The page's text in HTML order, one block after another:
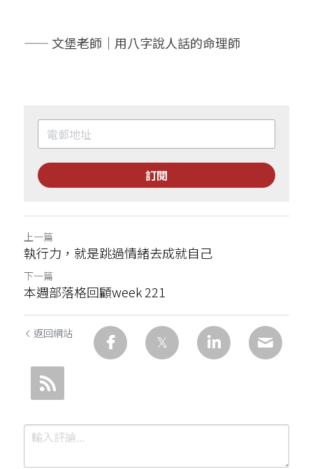
—— 文堡老師｜用八字說人話的命理師
訂閱
上一篇
執行力，就是跳過情緒去成就自己
下一篇
本週部落格回顧week 221
返回網站